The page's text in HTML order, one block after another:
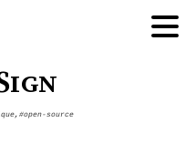
, #open-source